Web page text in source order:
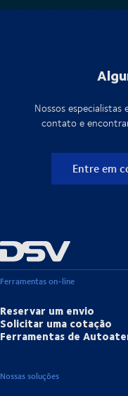
Nossos
contato e
Entre em
Ferramentas on-line
Reservar um envio
Solicitar uma cotação
Ferramentas de
Nossas soluções